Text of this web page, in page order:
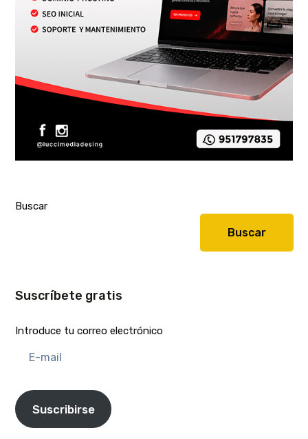
Buscar
Buscar
Suscríbete gratis
Introduce tu correo electrónico
mail
Suscribirse